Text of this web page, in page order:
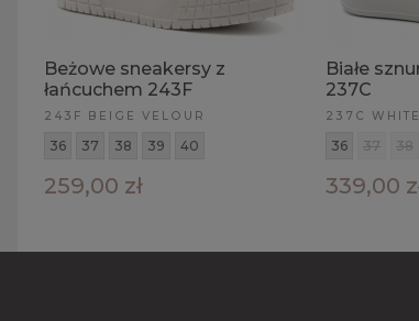
Beżowe sneakersy z
łańcuchem 243F
243F BEIGE VELOUR
36 37 38 39 40
259,00 zł
Białe
237C
237C
36 37 38
339,00